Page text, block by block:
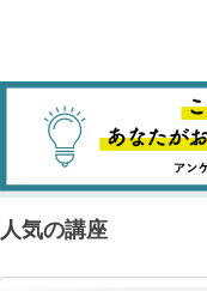
人気の講座